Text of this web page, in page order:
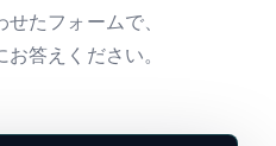
たフォームで、
答えください。